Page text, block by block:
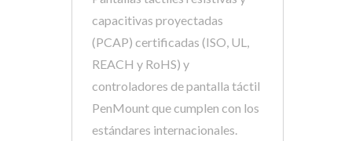
capacitivas proyectadas
(PCAP) certificadas (ISO, UL,
REACH y RoHS) y
controladores de pantalla táctil
PenMount que cumplen con los
estándares internacionales.